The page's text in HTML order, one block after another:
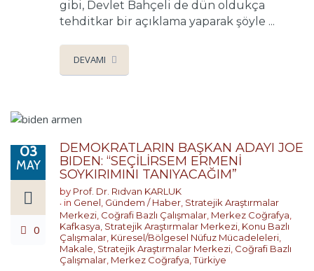
gibi, Devlet Bahçeli de dün oldukça
tehditkar bir açıklama yaparak şöyle ...
DEVAMI
03
MAY
0
DEMOKRATLARIN BAŞKAN ADAYI JOE
BIDEN: “SEÇİLİRSEM ERMENİ
SOYKIRIMINI TANIYACAĞIM”
by Prof. Dr. Rıdvan KARLUK
in Genel, Gündem / Haber, Stratejik Araştırmalar
Merkezi, Coğrafi Bazlı Çalışmalar, Merkez Coğrafya,
Kafkasya, Stratejik Araştırmalar Merkezi, Konu Bazlı
Çalışmalar, Küresel/Bölgesel Nüfuz Mücadeleleri,
Makale, Stratejik Araştırmalar Merkezi, Coğrafi Bazlı
Çalışmalar, Merkez Coğrafya,Türkiye